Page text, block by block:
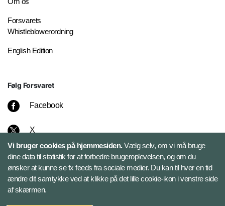
Forsvarets
Whistleblowerordning
English Edition
Følg Forsvaret
Facebook
X
Instagram
Bluesky
LinkedIn
Vi bruger cookies på hjemmesiden.Vælg selv, om vi må bruge
dine data til statistik for at forbedre brugeroplevelsen, og om du
ønsker at kunne se fx feeds fra sociale medier. Du kan til hver en tid
ændre dit samtykke ved at klikke på det lille cookie-ikon i venstre side
af skærmen.